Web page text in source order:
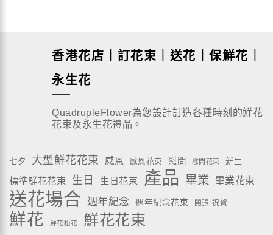
香港花店｜訂花束｜送花｜保鮮花｜
永生花
QuadrupleFlower為您設計訂造各種時刻的鮮花
花束及永生花禮品。
七夕 大型鮮花花束 感恩 感恩花束 慰問 慰問花束 新生
標準鮮花花束 生日 生日花束 產品 畢業 畢業花束
送花場合 週年紀念 週年紀念花束 開張-祝賀
鮮花 鮮花枱花 鮮花花束